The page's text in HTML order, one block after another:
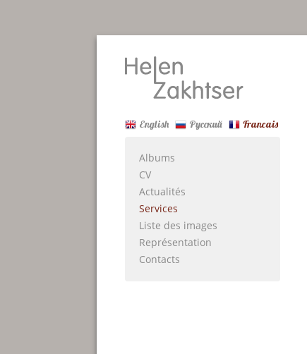
English Русский Francais
Albums
CV
Actualités
Services
Liste des images
Représentation
Contacts